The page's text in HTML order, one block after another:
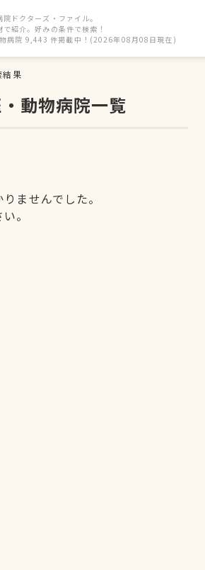
ドクターズ・ファイル。
紹介。好みの条件で検索！
病院 9,443 件掲載中！(2026年08月08日現在)
結果
動物病院一覧
ませんでした。
。